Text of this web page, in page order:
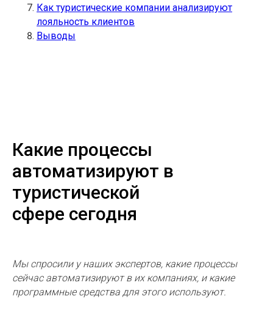
Как туристические компании анализируют
лояльность клиентов
Выводы
Какие процессы
автоматизируют в
туристической
сфере сегодня
Мы спросили у наших экспертов, какие процессы
сейчас автоматизируют в их компаниях, и какие
программные средства для этого используют.